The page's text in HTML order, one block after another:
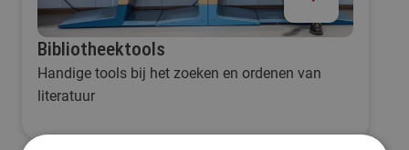
Bibliotheektools
Handige tools bij het zoeken en ordenen van
literatuur